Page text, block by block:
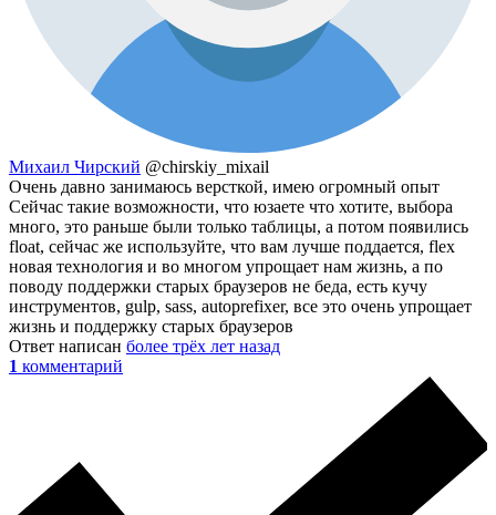
Михаил Чирский @chirskiy_mixail
Очень давно занимаюсь версткой, имею огромный опыт
Сейчас такие возможности, что юзаете что хотите, выбора
много, это раньше были только таблицы, а потом появились
float, сейчас же используйте, что вам лучше поддается, flex
новая технология и во многом упрощает нам жизнь, а по
поводу поддержки старых браузеров не беда, есть кучу
инструментов, gulp, sass, autoprefixer, все это очень упрощает
жизнь и поддержку старых браузеров
Ответ написан более трёх лет назад
1 комментарий